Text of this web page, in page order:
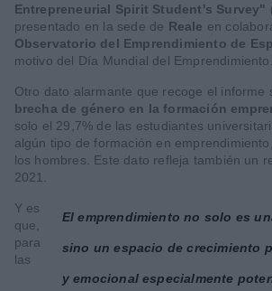
Entrepreneurial Spirit Student's Survey"
presentado en la sede de Reale en
Observatorio del Emprendimiento de
motivo del Día Mundial del Emprendimiento.
Otro dato alarmante que recoge el informe
brecha de género en la formación
solo el 29,7% de las estudian­tes
algún tipo de for­mación en
los hombres. Este dato refleja también un
2021.
El emprendimiento no solo es
sino un espacio de crecimiento
y emocional especialmente
Y es
que,
para
las